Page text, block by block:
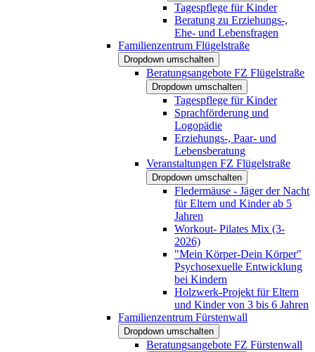
Tagespflege für Kinder
Beratung zu Erziehungs-,
Ehe- und Lebensfragen
Familienzentrum Flügelstraße
Dropdown umschalten
Beratungsangebote FZ Flügelstraße
Dropdown umschalten
Tagespflege für Kinder
Sprachförderung und
Logopädie
Erziehungs-, Paar- und
Lebensberatung
Veranstaltungen FZ Flügelstraße
Dropdown umschalten
Fledermäuse - Jäger der Nacht
für Eltern und Kinder ab 5
Jahren
Workout- Pilates Mix (3-
2026)
"Mein Körper-Dein Körper"
Psychosexuelle Entwicklung
bei Kindern
Holzwerk-Projekt für Eltern
und Kinder von 3 bis 6 Jahren
Familienzentrum Fürstenwall
Dropdown umschalten
Beratungsangebote FZ Fürstenwall